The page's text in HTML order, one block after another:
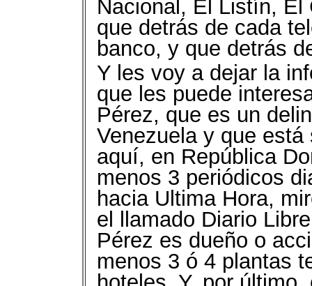
Nacional, El Listín,
que detrás de cada
banco, y que detrás
Y les voy a dejar la
que les puede
Pérez, que es un
Venezuela y que
aquí, en República
menos 3 periódicos
hacia Ultima Hora,
el llamado Diario
Pérez es dueño o
menos 3 ó 4 plantas